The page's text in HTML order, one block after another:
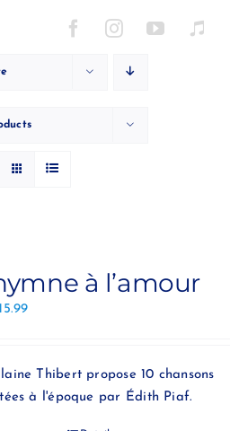
à l’amour
Thibert propose 10 chansons
à l'époque par Édith Piaf.